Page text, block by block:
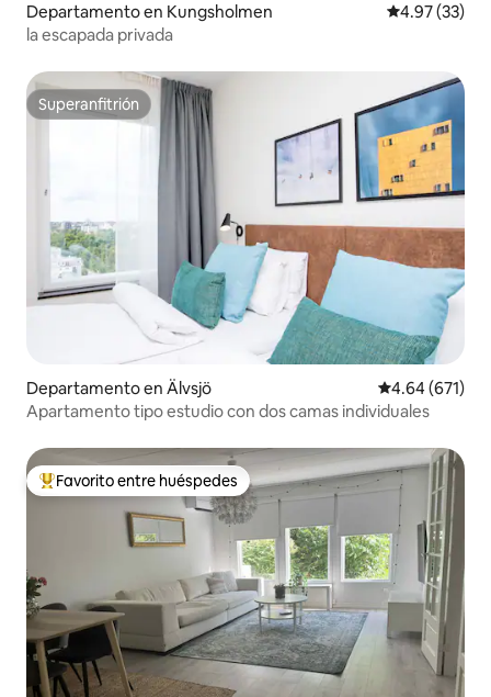
Departamento en Kungsholmen Calificación
4.97 (33)
la escapada privada
Superanfitrión
Superanfitrión
Departamento en Älvsjö Calificación
4.64 (671)
Apartamento tipo estudio con dos camas individuales
De los mejores en Favorito entre huéspedes
Favorito entre huéspedes